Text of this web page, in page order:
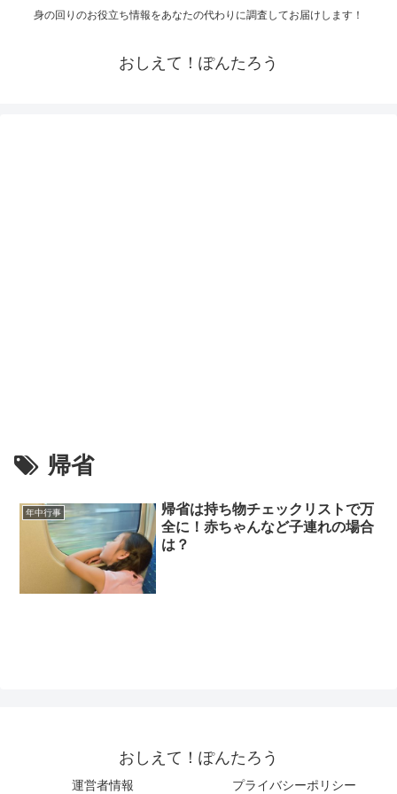
身の回りのお役立ち情報をあなたの代わりに調査してお届けします！
おしえて！ぽんたろう
帰省
年中行事
帰省は持ち物チェックリストで万
全に！赤ちゃんなど子連れの場合
は？
おしえて！ぽんたろう
運営者情報 プライバシーポリシー